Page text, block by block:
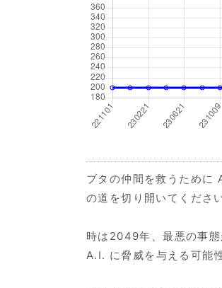
ブタの仲間を救うために
の道を切り開いてください
時は2049年、最悪の事
A.I. に脅威を与える可能